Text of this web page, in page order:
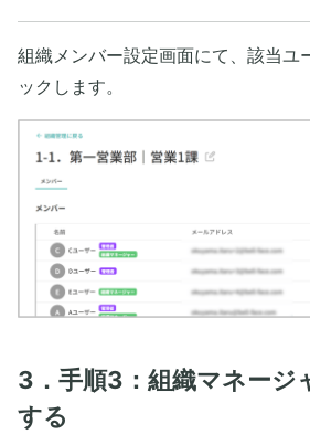
組織メンバー設定画面にて、該当ユ
ックします。
3．手順3：組織マネージ
する